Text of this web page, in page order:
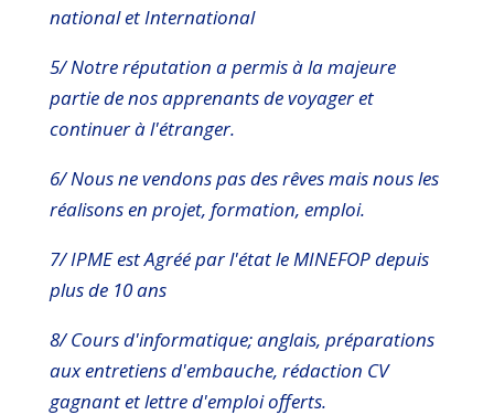
national et International
5/ Notre réputation a permis à la majeure
partie de nos apprenants de voyager et
continuer à l'étranger.
6/ Nous ne vendons pas des rêves mais nous les
réalisons en projet, formation, emploi.
7/ IPME est Agréé par l'état le MINEFOP depuis
plus de 10 ans
8/ Cours d'informatique; anglais, préparations
aux entretiens d'embauche, rédaction CV
gagnant et lettre d'emploi offerts.